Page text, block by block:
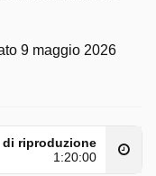
9 maggio 2026
di riproduzione
1:20:00